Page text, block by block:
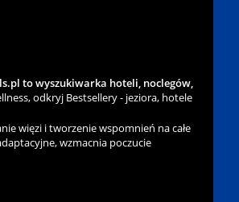
to wyszukiwarka hoteli, noclegów,
odkryj Bestsellery - jeziora, hotele
więzi i tworzenie wspomnień na całe
wzmacnia poczucie